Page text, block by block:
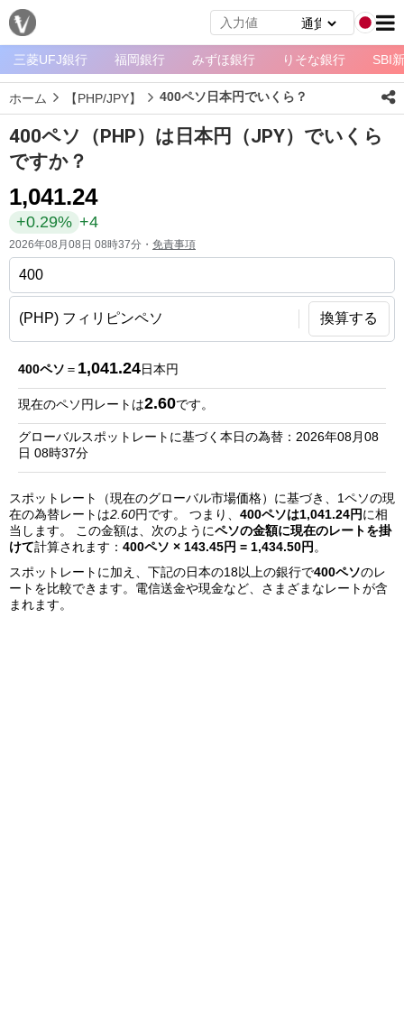
メ
ニ
ュ
ー
ホ
ム
ペ
ー
ジ
通
貨
一
覧
銀
行
リ
ス
ト
三菱UFJ銀行 福岡銀行 みずほ銀行 りそな銀行 SBI
ホーム 【PHP/JPY】 400ペソ日本円でいくら？
400ペソ（PHP）は日本円（JPY）でいくら
ですか？
1,041.24
+0.29% +4
2026年08月08日 08時37分・ 免責事項
換算する
400ペソ ＝ 1,041.24日本円
現在のペソ円レートは2.60です。
グローバルスポットレートに基づく本日の為替：2026年08月08
日 08時37分
スポットレート（現在のグローバル市場価格）に基づき、1ペソの現
在の為替レートは2.60円です。 つまり、 400ペソは1,041.24円に相
当します。 この金額は、次のようにペソの金額に現在のレートを掛
けて計算されます： 400ペソ × 143.45円 = 1,434.50円 。
スポットレートに加え、下記の日本の18以上の銀行で400ペソのレ
ートを比較できます。電信送金や現金など、さまざまなレートが含
まれます。